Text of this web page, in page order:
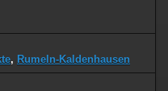
, Rumeln-Kaldenhausen